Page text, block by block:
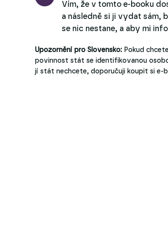
Vím, že v tomto e-booku
a následně si ji vydat sám,
se nic nestane, a aby mi
Upozornění pro Slovensko: Pokud
povinnost stát se identifikovanou
jí stát nechcete, doporučuji koupit si e-